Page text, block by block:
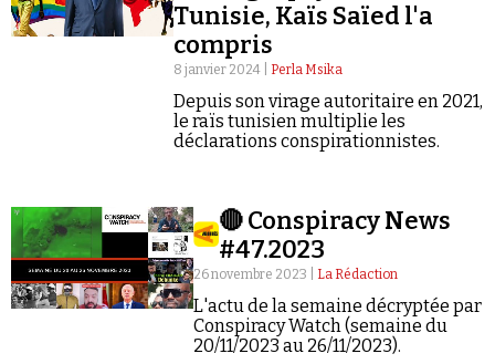
Faire un don
Demander à Vera
Tunisie, Kaïs Saïed l'a
compris
8 janvier 2024 | Perla Msika
Depuis son virage autoritaire en 2021,
le raïs tunisien multiplie les
déclarations conspirationnistes.
🔴 Conspiracy News
#47.2023
26 novembre 2023 | La Rédaction
L'actu de la semaine décryptée par
Conspiracy Watch (semaine du
20/11/2023 au 26/11/2023).